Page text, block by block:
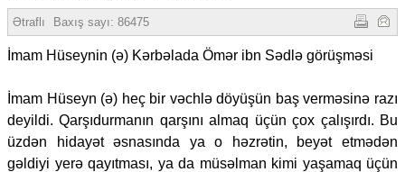
Ətraflı Baxış sayı: 86475
İmam Hüseynin (ə) Kərbəlada Ömər ibn Sədlə görüşməsi
İmam Hüseyn (ə) heç bir vəchlə döyüşün baş verməsinə razı
deyildi. Qarşıdurmanın qarşını almaq üçün çox çalışırdı. Bu
üzdən hidayət əsnasında ya o həzrətin, beyət etmədən
gəldiyi yerə qayıtması, ya da müsəlman kimi yaşamaq üçün